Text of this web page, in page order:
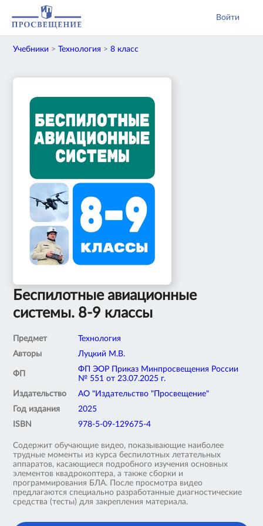
Войти
Учебники > Технология >8 класс
Беспилотные авиационные
системы. 8-9 классы
Предмет
Технология
Авторы
Луцкий М.В.
ФП
ФП ЭОР Приказ Минпросвещения России
№ 551 от 23.07.2025 г.
Издательство
АО "Издательство "Просвещение"
Год издания
2025
ISBN
978-5-09-129675-4
Содержит обучающие видео, показывающие наиболее
трудные моменты из курса беспилотных летательных
аппаратов, касающиеся подробного изучения основных
элементов квадрокоптера, а также сборки и
программирования БЛА. После просмотра видео
предлагаются специально разработанные диагностические
средства (тесты) для закрепления материала.